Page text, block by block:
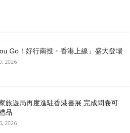
Go！好行南投・香港上線」盛大登場
2026
旅遊局再度進駐香港書展 完成問卷可
品
2026